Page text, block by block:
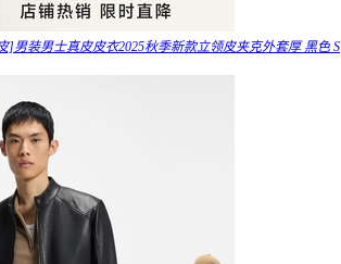
]男装男士真皮皮衣2025秋季新款立领皮夹克外套厚 黑色 S